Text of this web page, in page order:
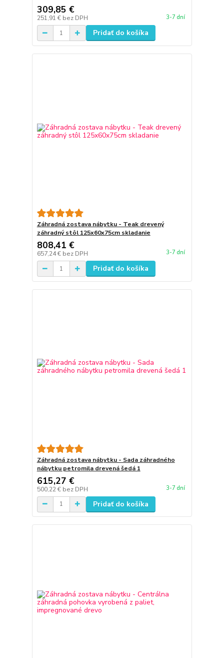
309,85 €
251,91 € bez DPH 3-7 dní
Pridať do košíka
Záhradná zostava nábytku - Teak drevený
záhradný stôl 125x60x75cm skladanie
808,41 €
657,24 € bez DPH 3-7 dní
Pridať do košíka
Záhradná zostava nábytku - Sada záhradného
nábytku petromila drevená šedá 1
615,27 €
500,22 € bez DPH 3-7 dní
Pridať do košíka